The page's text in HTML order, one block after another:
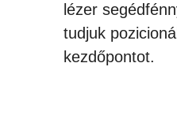
lézer
tudjuk
kezdőpontot.